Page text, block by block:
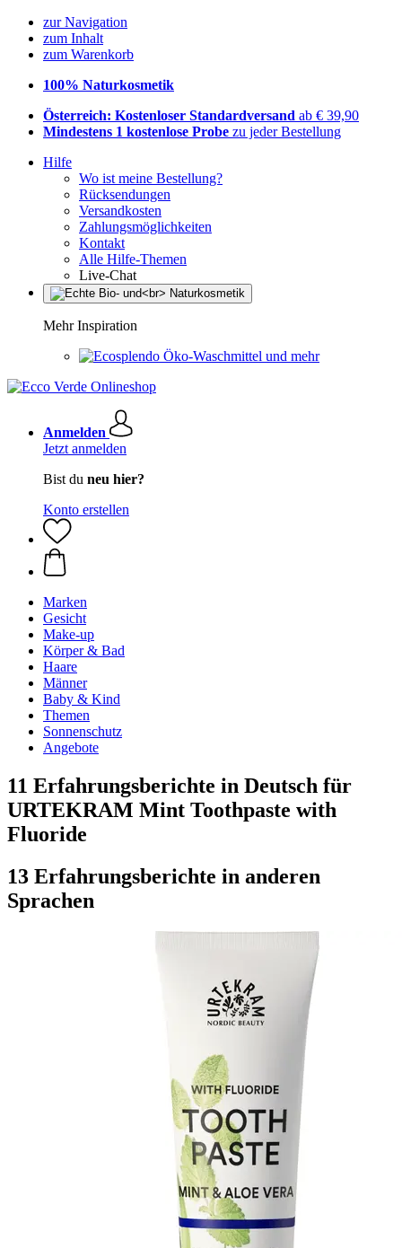
zur Navigation
zum Inhalt
zum Warenkorb
100% Naturkosmetik
Österreich: Kostenloser Standardversand ab € 39,90
Mindestens 1 kostenlose Probe zu jeder Bestellung
Hilfe
Wo ist meine Bestellung?
Rücksendungen
Versandkosten
Zahlungsmöglichkeiten
Kontakt
Alle Hilfe-Themen
Live-Chat
Mehr Inspiration
Öko-Waschmittel und mehr
Anmelden
Jetzt anmelden
Bist du neu hier?
Konto erstellen
Marken
Gesicht
Make-up
Körper & Bad
Haare
Männer
Baby & Kind
Themen
Sonnenschutz
Angebote
11 Erfahrungsberichte in Deutsch für
URTEKRAM Mint Toothpaste with
Fluoride
13 Erfahrungsberichte in anderen
Sprachen